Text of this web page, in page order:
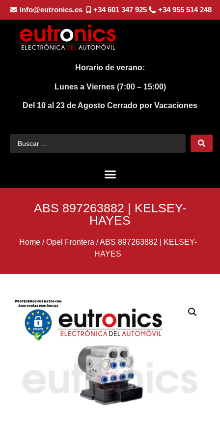
info@eutronics.es +34 601 347 925 +34 955 514 248
Horario de verano:
Lunes a Viernes (7:00 – 15:00)
Del 10 al 23 de Agosto Cerrado por Vacaciones
ABS 897263882 | KELSEY-
HAYES
Home/Opel Frontera /ABS 897263882 | KELSEY-
HAYES